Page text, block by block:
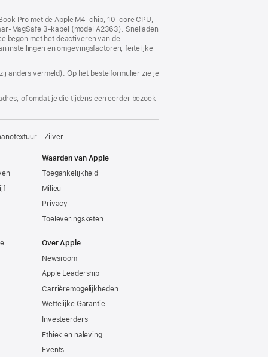
Pro met de Apple M4-chip, 10‑core CPU,
MagSafe 3-kabel (model A2363). Snelladen
begon met het deactiveren van de
instellingen en omgevings­­factoren; feitelijke
anders vermeld). Op het bestelformulier zie je
of omdat je die tijdens een eerder bezoek
- Zilver
Waarden van Apple
Toegankelijkheid
Milieu
Privacy
Toeleveringsketen
Over Apple
Newsroom
Apple Leadership
Carrièremogelijkheden
Wettelijke Garantie
Investeerders
Ethiek en naleving
Events